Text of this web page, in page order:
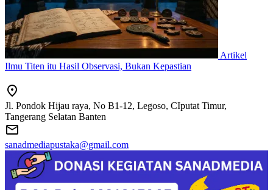
Artikel
Ilmu Titen itu Hasil Observasi, Bukan Kepastian
Jl. Pondok Hijau raya, No B1-12, Legoso, CIputat Timur,
Tangerang Selatan Banten
sanadmediapustaka@gmail.com